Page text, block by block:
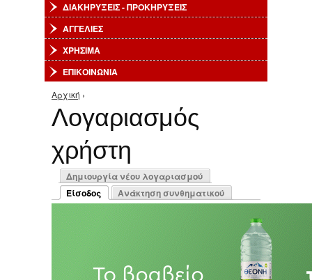
ΔΙΑΚΗΡΥΞΕΙΣ - ΠΡΟΚΗΡΥΞΕΙΣ
ΑΓΓΕΛΙΕΣ
ΧΡΗΣΙΜΑ
ΕΠΙΚΟΙΝΩΝΙΑ
Είστε εδώ
Αρχική ›
Λογαριασμός
χρήστη
Πρωτεύουσες καρτέλες
Δημιουργία νέου λογαριασμού
Είσοδος
(ενεργή καρτέλα)
Ανάκτηση συνθηματικού